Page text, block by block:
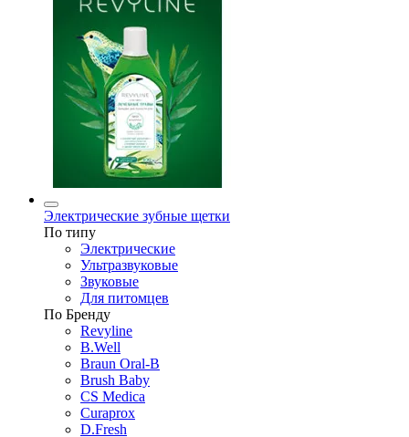
Электрические зубные щетки
По типу
Электрические
Ультразвуковые
Звуковые
Для питомцев
По Бренду
Revyline
B.Well
Braun Oral-B
Brush Baby
CS Medica
Curaprox
D.Fresh